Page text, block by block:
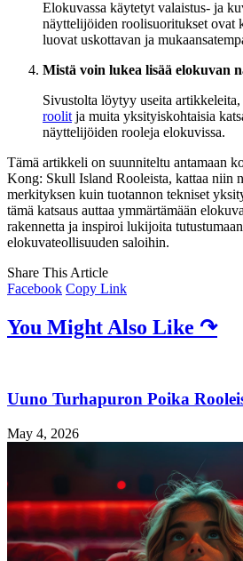
Elokuvassa käytetyt valaistus- ja
näyttelijöiden roolisuoritukset ovat
luovat uskottavan ja
Mistä voin lukea lisää elokuvan
Sivustolta löytyy useita artikkeleita,
roolit ja muita yksityiskohtaisia
näyttelijöiden rooleja elokuvissa.
Tämä artikkeli on suunniteltu antamaan
Kong: Skull Island Rooleista, kattaa niin
merkityksen kuin tuotannon tekniset
tämä katsaus auttaa ymmärtämään
rakennetta ja inspiroi lukijoita
elokuvateollisuuden saloihin.
Share This Article
Facebook Copy Link
You Might Also Like ↷
Uuno Turhapuron Poika
May 4, 2026